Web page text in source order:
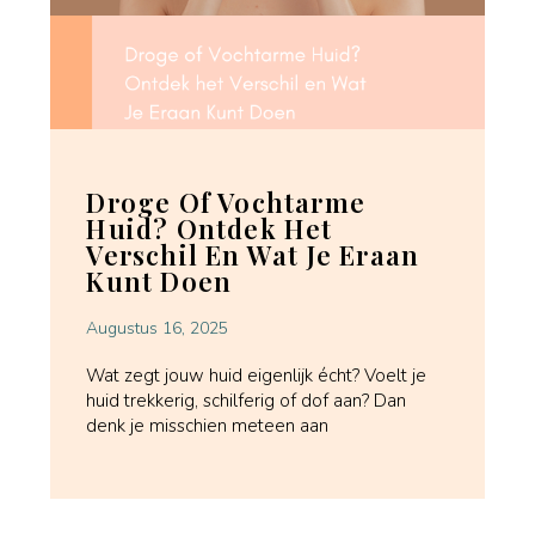
Droge Of Vochtarme
Huid? Ontdek Het
Verschil En Wat Je Eraan
Kunt Doen
Augustus 16, 2025
Wat zegt jouw huid eigenlijk écht? Voelt je
huid trekkerig, schilferig of dof aan? Dan
denk je misschien meteen aan